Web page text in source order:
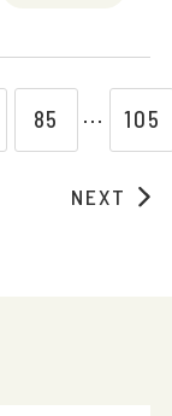
85 ⋯ 105
NEXT